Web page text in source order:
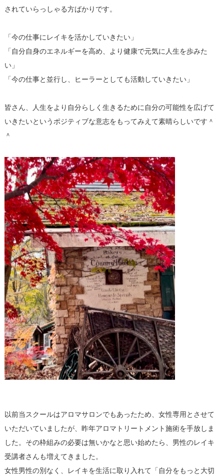
されていらっしゃる方ばかりです。
「今の仕事にレイキを活かしていきたい」
「自分自身のエネルギーを高め、より健康で元気に人生を歩みた
い」
「今の仕事と並行し、ヒーラーとしても活動していきたい」
皆さん、人生をより自分らしく生きるために自分の可能性を広げて
いきたいというポジティブな意志をもってみえて素晴らしいです＾
＾
以前当スクールはアロマサロンでもあったため、女性専用とさせて
いただいていましたが、昨年アロマトリートメント施術を手放しま
した。その枠組みの必要は無いかなと思い始めたら、男性のレイキ
受講者さんも増えてきました。
女性男性の別なく、レイキを生活に取り入れて「自分をもっと大切